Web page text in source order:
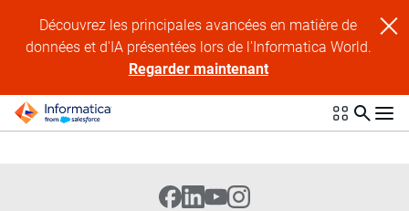
Découvrez les principales avancées en matière de
données et d'IA présentées lors de l'Informatica World.
Regarder maintenant